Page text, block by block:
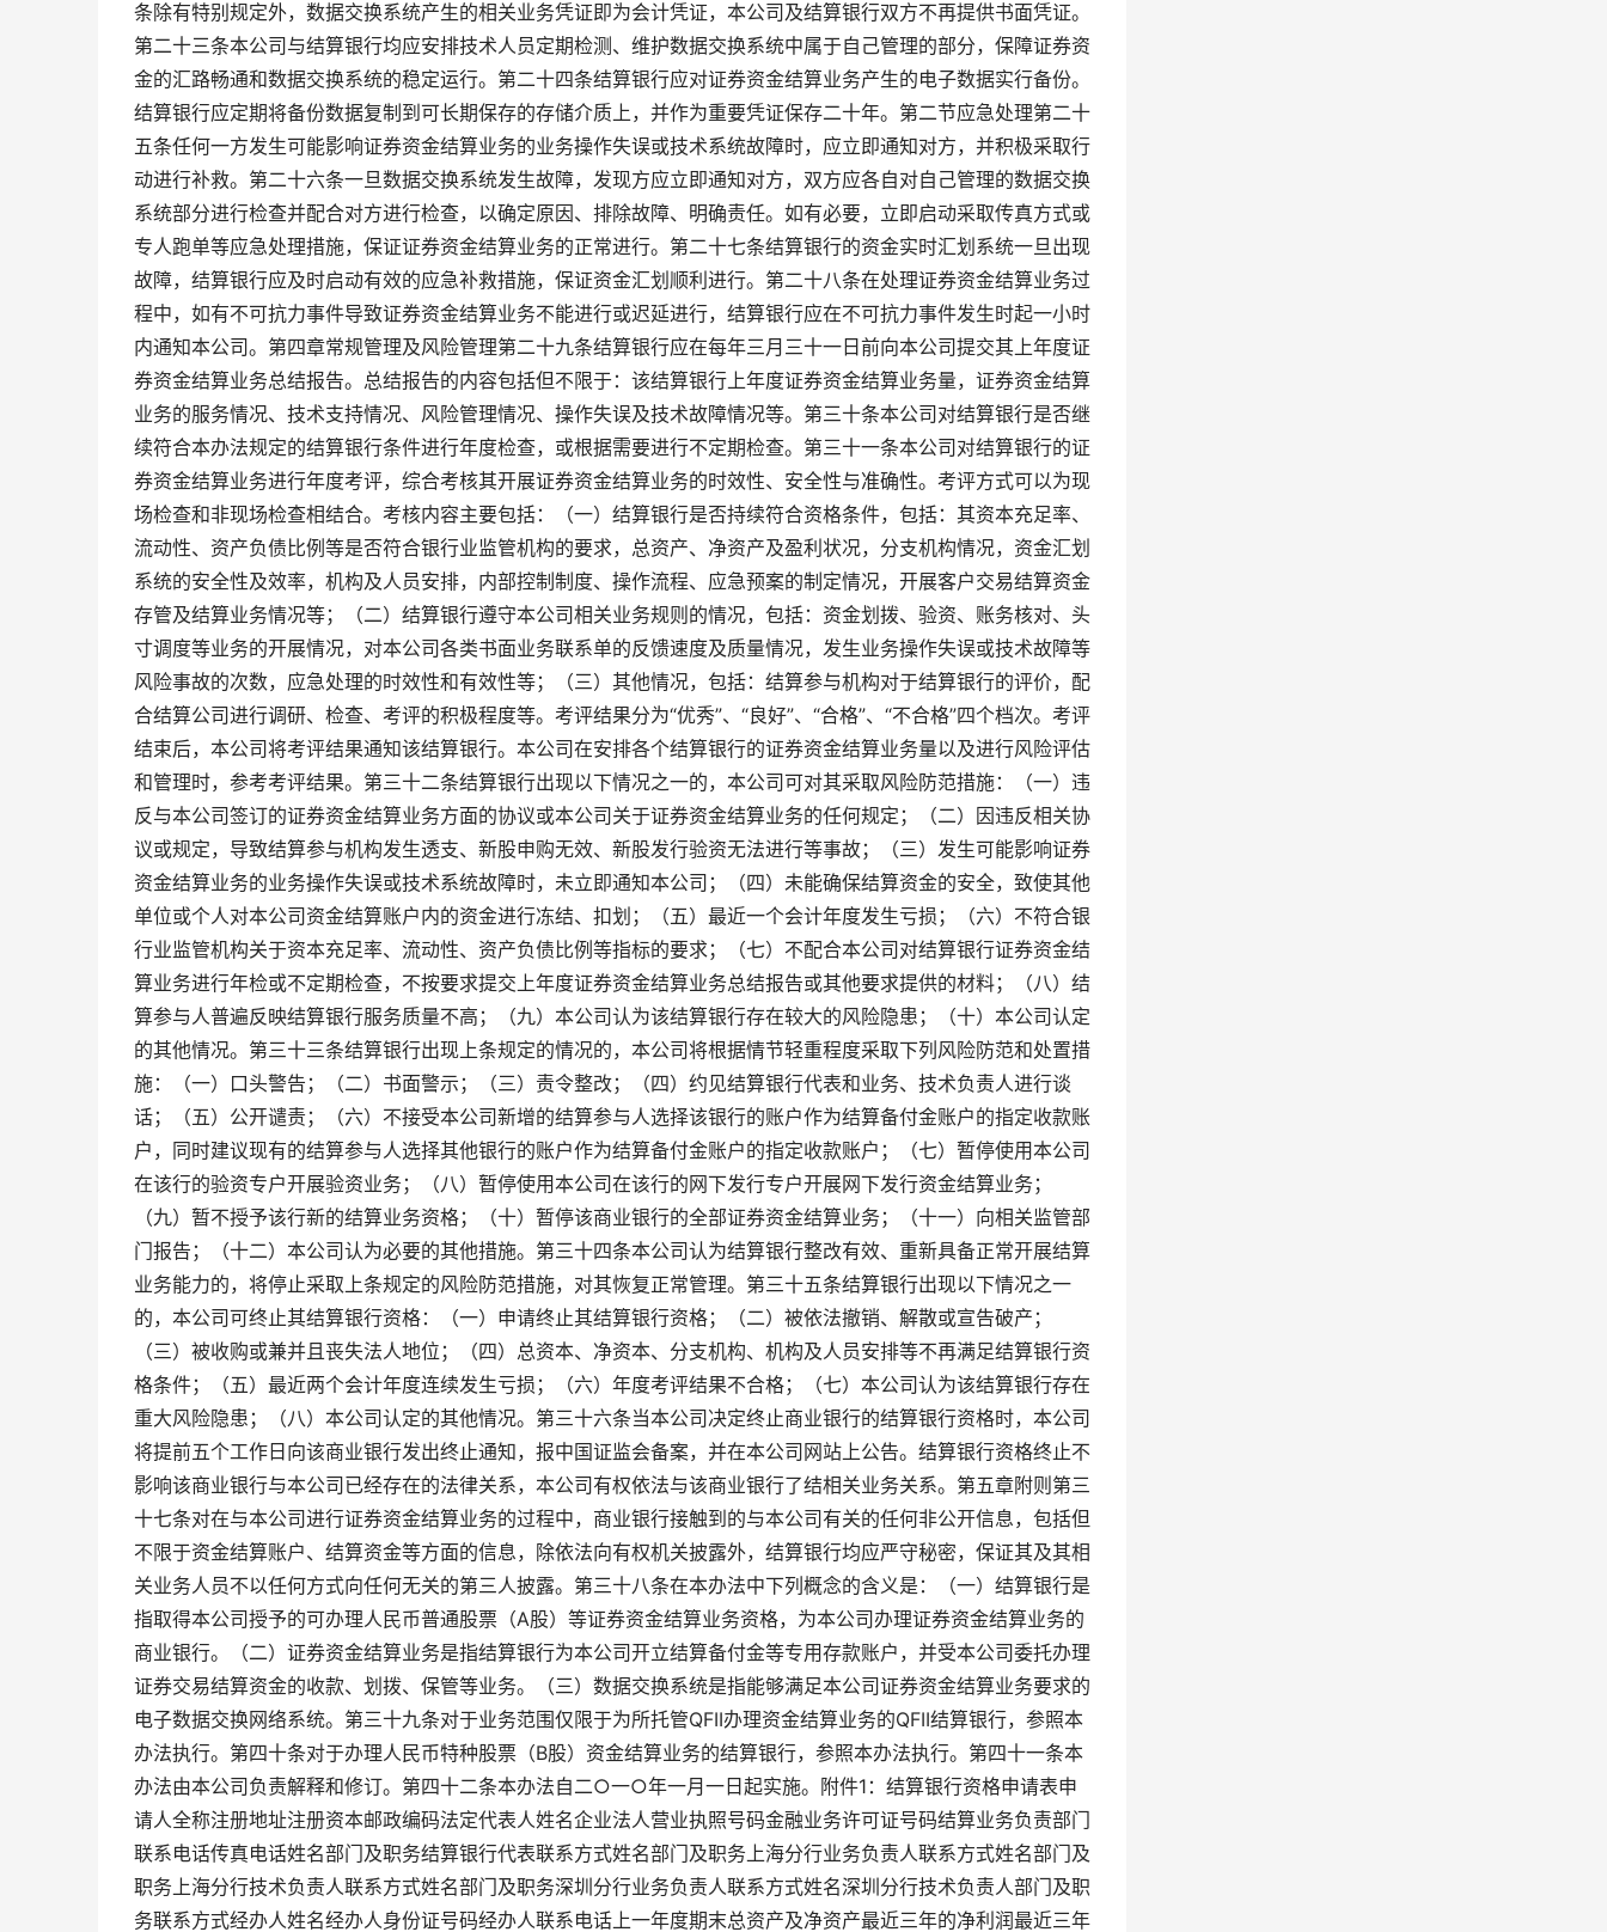
条除有特别规定外，数据交换系统产生的相关业务凭证即为会计凭证，本公司及结算银行双方不再提供书面凭证。
第二十三条本公司与结算银行均应安排技术人员定期检测、维护数据交换系统中属于自己管理的部分，保障证券资
金的汇路畅通和数据交换系统的稳定运行。第二十四条结算银行应对证券资金结算业务产生的电子数据实行备份。
结算银行应定期将备份数据复制到可长期保存的存储介质上，并作为重要凭证保存二十年。第二节应急处理第二十
五条任何一方发生可能影响证券资金结算业务的业务操作失误或技术系统故障时，应立即通知对方，并积极采取行
动进行补救。第二十六条一旦数据交换系统发生故障，发现方应立即通知对方，双方应各自对自己管理的数据交换
系统部分进行检查并配合对方进行检查，以确定原因、排除故障、明确责任。如有必要，立即启动采取传真方式或
专人跑单等应急处理措施，保证证券资金结算业务的正常进行。第二十七条结算银行的资金实时汇划系统一旦出现
故障，结算银行应及时启动有效的应急补救措施，保证资金汇划顺利进行。第二十八条在处理证券资金结算业务过
程中，如有不可抗力事件导致证券资金结算业务不能进行或迟延进行，结算银行应在不可抗力事件发生时起一小时
内通知本公司。第四章常规管理及风险管理第二十九条结算银行应在每年三月三十一日前向本公司提交其上年度证
券资金结算业务总结报告。总结报告的内容包括但不限于：该结算银行上年度证券资金结算业务量，证券资金结算
业务的服务情况、技术支持情况、风险管理情况、操作失误及技术故障情况等。第三十条本公司对结算银行是否继
续符合本办法规定的结算银行条件进行年度检查，或根据需要进行不定期检查。第三十一条本公司对结算银行的证
券资金结算业务进行年度考评，综合考核其开展证券资金结算业务的时效性、安全性与准确性。考评方式可以为现
场检查和非现场检查相结合。考核内容主要包括：（一）结算银行是否持续符合资格条件，包括：其资本充足率、
流动性、资产负债比例等是否符合银行业监管机构的要求，总资产、净资产及盈利状况，分支机构情况，资金汇划
系统的安全性及效率，机构及人员安排，内部控制制度、操作流程、应急预案的制定情况，开展客户交易结算资金
存管及结算业务情况等；（二）结算银行遵守本公司相关业务规则的情况，包括：资金划拨、验资、账务核对、头
寸调度等业务的开展情况，对本公司各类书面业务联系单的反馈速度及质量情况，发生业务操作失误或技术故障等
风险事故的次数，应急处理的时效性和有效性等；（三）其他情况，包括：结算参与机构对于结算银行的评价，配
合结算公司进行调研、检查、考评的积极程度等。考评结果分为“优秀”、“良好”、“合格”、“不合格”四个档次。考评
结束后，本公司将考评结果通知该结算银行。本公司在安排各个结算银行的证券资金结算业务量以及进行风险评估
和管理时，参考考评结果。第三十二条结算银行出现以下情况之一的，本公司可对其采取风险防范措施：（一）违
反与本公司签订的证券资金结算业务方面的协议或本公司关于证券资金结算业务的任何规定；（二）因违反相关协
议或规定，导致结算参与机构发生透支、新股申购无效、新股发行验资无法进行等事故；（三）发生可能影响证券
资金结算业务的业务操作失误或技术系统故障时，未立即通知本公司；（四）未能确保结算资金的安全，致使其他
单位或个人对本公司资金结算账户内的资金进行冻结、扣划；（五）最近一个会计年度发生亏损；（六）不符合银
行业监管机构关于资本充足率、流动性、资产负债比例等指标的要求；（七）不配合本公司对结算银行证券资金结
算业务进行年检或不定期检查，不按要求提交上年度证券资金结算业务总结报告或其他要求提供的材料；（八）结
算参与人普遍反映结算银行服务质量不高；（九）本公司认为该结算银行存在较大的风险隐患；（十）本公司认定
的其他情况。第三十三条结算银行出现上条规定的情况的，本公司将根据情节轻重程度采取下列风险防范和处置措
施：（一）口头警告；（二）书面警示；（三）责令整改；（四）约见结算银行代表和业务、技术负责人进行谈
话；（五）公开谴责；（六）不接受本公司新增的结算参与人选择该银行的账户作为结算备付金账户的指定收款账
户，同时建议现有的结算参与人选择其他银行的账户作为结算备付金账户的指定收款账户；（七）暂停使用本公司
在该行的验资专户开展验资业务；（八）暂停使用本公司在该行的网下发行专户开展网下发行资金结算业务；
（九）暂不授予该行新的结算业务资格；（十）暂停该商业银行的全部证券资金结算业务；（十一）向相关监管部
门报告；（十二）本公司认为必要的其他措施。第三十四条本公司认为结算银行整改有效、重新具备正常开展结算
业务能力的，将停止采取上条规定的风险防范措施，对其恢复正常管理。第三十五条结算银行出现以下情况之一
的，本公司可终止其结算银行资格：（一）申请终止其结算银行资格；（二）被依法撤销、解散或宣告破产；
（三）被收购或兼并且丧失法人地位；（四）总资本、净资本、分支机构、机构及人员安排等不再满足结算银行资
格条件；（五）最近两个会计年度连续发生亏损；（六）年度考评结果不合格；（七）本公司认为该结算银行存在
重大风险隐患；（八）本公司认定的其他情况。第三十六条当本公司决定终止商业银行的结算银行资格时，本公司
将提前五个工作日向该商业银行发出终止通知，报中国证监会备案，并在本公司网站上公告。结算银行资格终止不
影响该商业银行与本公司已经存在的法律关系，本公司有权依法与该商业银行了结相关业务关系。第五章附则第三
十七条对在与本公司进行证券资金结算业务的过程中，商业银行接触到的与本公司有关的任何非公开信息，包括但
不限于资金结算账户、结算资金等方面的信息，除依法向有权机关披露外，结算银行均应严守秘密，保证其及其相
关业务人员不以任何方式向任何无关的第三人披露。第三十八条在本办法中下列概念的含义是：（一）结算银行是
指取得本公司授予的可办理人民币普通股票（A股）等证券资金结算业务资格，为本公司办理证券资金结算业务的
商业银行。（二）证券资金结算业务是指结算银行为本公司开立结算备付金等专用存款账户，并受本公司委托办理
证券交易结算资金的收款、划拨、保管等业务。（三）数据交换系统是指能够满足本公司证券资金结算业务要求的
电子数据交换网络系统。第三十九条对于业务范围仅限于为所托管QFII办理资金结算业务的QFII结算银行，参照本
办法执行。第四十条对于办理人民币特种股票（B股）资金结算业务的结算银行，参照本办法执行。第四十一条本
办法由本公司负责解释和修订。第四十二条本办法自二○一○年一月一日起实施。附件1：结算银行资格申请表申
请人全称注册地址注册资本邮政编码法定代表人姓名企业法人营业执照号码金融业务许可证号码结算业务负责部门
联系电话传真电话姓名部门及职务结算银行代表联系方式姓名部门及职务上海分行业务负责人联系方式姓名部门及
职务上海分行技术负责人联系方式姓名部门及职务深圳分行业务负责人联系方式姓名深圳分行技术负责人部门及职
务联系方式经办人姓名经办人身份证号码经办人联系电话上一年度期末总资产及净资产最近三年的净利润最近三年